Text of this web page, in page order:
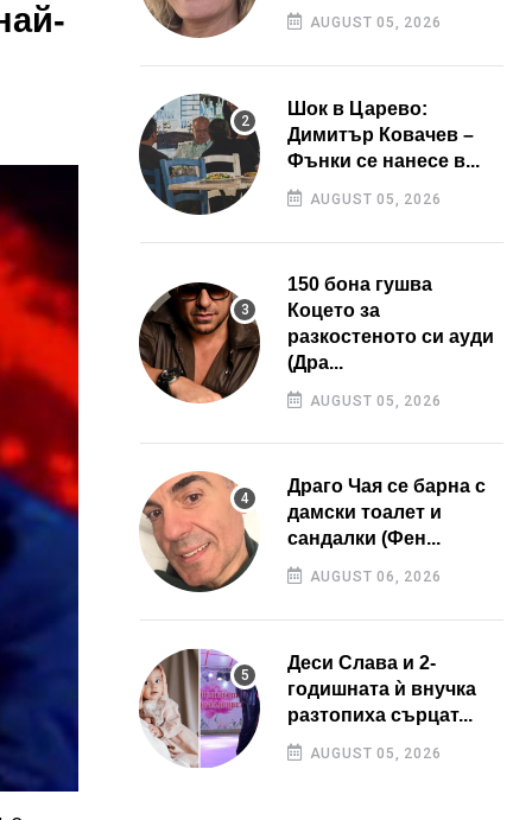
AUGUST 05, 2026
Шок в Царево:
Димитър Ковачев –
Фънки се нанесе в...
AUGUST 05, 2026
150 бона гушва
Коцето за
разкостеното си ауди
(Дра...
AUGUST 05, 2026
Драго Чая се барна с
дамски тоалет и
сандалки (Фен...
AUGUST 06, 2026
Деси Слава и 2-
годишната ѝ внучка
разтопиха сърцат...
AUGUST 05, 2026